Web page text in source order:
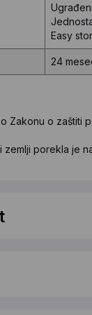
Easy
24
Zakonu o zaštiti
zemlji porekla je